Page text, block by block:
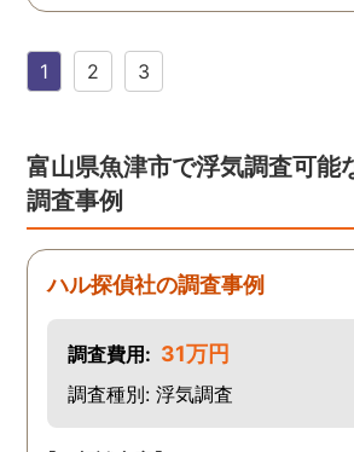
感じがして、心強かったで
現在離婚調停中です。弁護
1 2 3
富山県魚津市で浮気調査可能
調査事例
ハル探偵社の調査事例
調査費用: 31万円
調査種別: 浮気調査